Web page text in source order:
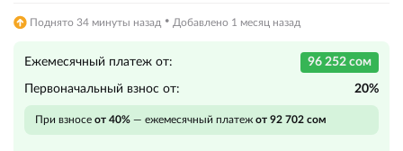
Поднято 34 минуты назад · Добавлено 1 месяц назад
Ежемесячный платеж от: 96 252 сом
Первоначальный взнос от: 20%
При взносе от 40% — ежемесячный платеж от 92 702 сом